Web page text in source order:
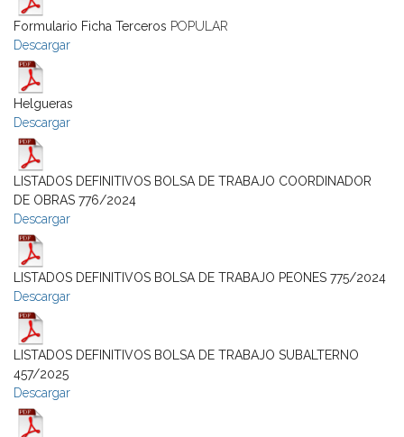
Formulario Ficha Terceros POPULAR
Descargar
Helgueras
Descargar
LISTADOS DEFINITIVOS BOLSA DE TRABAJO COORDINADOR
DE OBRAS 776/2024
Descargar
LISTADOS DEFINITIVOS BOLSA DE TRABAJO PEONES 775/2024
Descargar
LISTADOS DEFINITIVOS BOLSA DE TRABAJO SUBALTERNO
457/2025
Descargar